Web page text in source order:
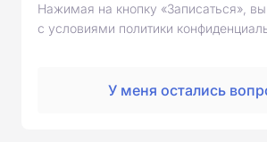
Нажимая на кнопку «Записаться»,
с условиями политики
У меня остались